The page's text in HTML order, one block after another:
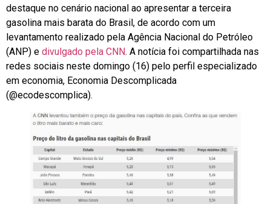
destaque no cenário nacional ao apresentar a terceira
gasolina mais barata do Brasil, de acordo com um
levantamento realizado pela Agência Nacional do Petróleo
(ANP) e divulgado pela CNN. A notícia foi compartilhada nas
redes sociais neste domingo (16) pelo perfil especializado
em economia, Economia Descomplicada
(@ecodescomplica).